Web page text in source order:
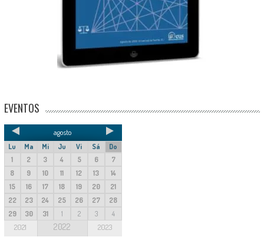
EVENTOS
agosto
Lu Ma Mi Ju Vi Sá
Do
1
2 3 4 5 6
7
8
9 10 11 12 13
14
15
16 17 18 19 20
21
22
23 24 25 26 27
28
29
30 31 1 2 3 4
2021 2022 2023